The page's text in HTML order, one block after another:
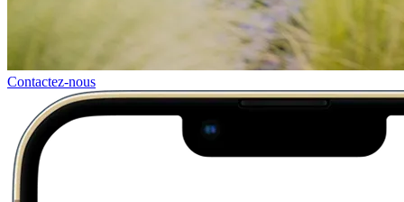
Contactez-nous